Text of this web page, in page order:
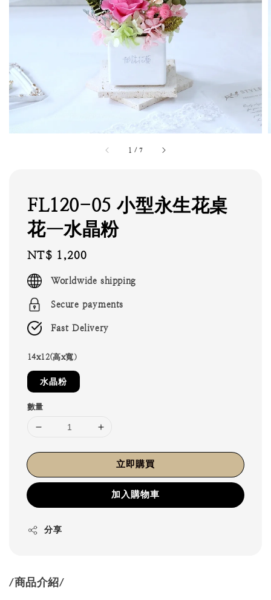
1 /7
FL120-05 小型永生花桌
花—水晶粉
Regular
price
NT$ 1,200
Worldwide shipping
Secure payments
Fast Delivery
14x12(高x寬）
水晶粉
數量
立即購買
加入購物車
分享
/商品介紹/